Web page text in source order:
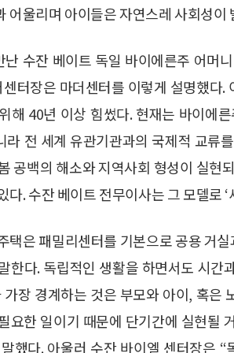
어울리며 아이들은 자연스레 사회성
난 수잔 베이트 독일 바이에른주 어머
터장은 마더센터를 이렇게 설명했다
해 40년 이상 힘썼다. 현재는 바이에
라 전 세계 유관기관과의 국제적 교류
공백의 해소와 지역사회 형성이 실현
다. 수잔 베이트 전무이사는 그 모델로
택은 패밀리센터를 기본으로 공용 거
한다. 독립적인 생활을 하면서도 시
가장 경계하는 것은 부모와 아이, 혹은
요한 일이기 때문에 단기간에 실현될
했다. 아울러 수잔 바이엘 센터장은